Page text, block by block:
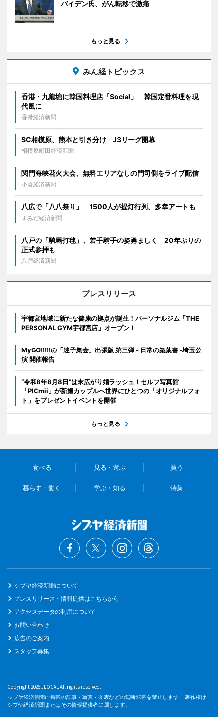
バイデン氏、がん転移で激痛
もっと見る
みん経トピックス
香港・九龍塘に韓国料理店「Social」 韓国定番料理を現
代風に
香港経済新聞
SC相模原、熊本と引き分け J3リーグ開幕
相模原町田経済新聞
関門海峡花火大会、無料エリアなしの門司側をライブ配信
小倉経済新聞
八広で「八八祭り」 1500人が提灯行列、多幸アートも
すみだ経済新聞
八戸の「騎馬打毬」、若手騎手の姿勇ましく 20年ぶりの
正式参拝も
八戸経済新聞
プレスリリース
宇都宮地域に新たな健康の拠点が誕生！パーソナルジム「THE
PERSONAL GYM宇都宮店」オープン！
MyGO!!!!!の「迷子集会」出張版 第三弾 - 日常の築葉書 -埼玉公
演 開催報告
“令和8年8月8日”は末広がり婚ラッシュ！セルフ写真館
「PICmii」が新婚カップルへ世界にひとつの「オリジナルフォ
ト」をプレゼントイベントを開催
もっと見る
食べる 見る・遊ぶ 買う
暮らす・働く 学ぶ・知る 特集
シブヤ経済新聞について
プレスリリース・情報提供はこちらから
アクセスデータの利用について
お問い合わせ
広告のご案内
スタッフ募集
Copyright 2026 JLOCAL All rights reserved.
シブヤ経済新聞に掲載の記事・写真・図表などの無断転載を禁止します。 著作権は
シブヤ経済新聞またはその情報提供者に属します。